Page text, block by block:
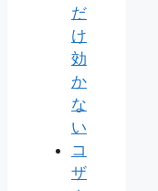
だ
け
効
か
な
い
コ
ザ